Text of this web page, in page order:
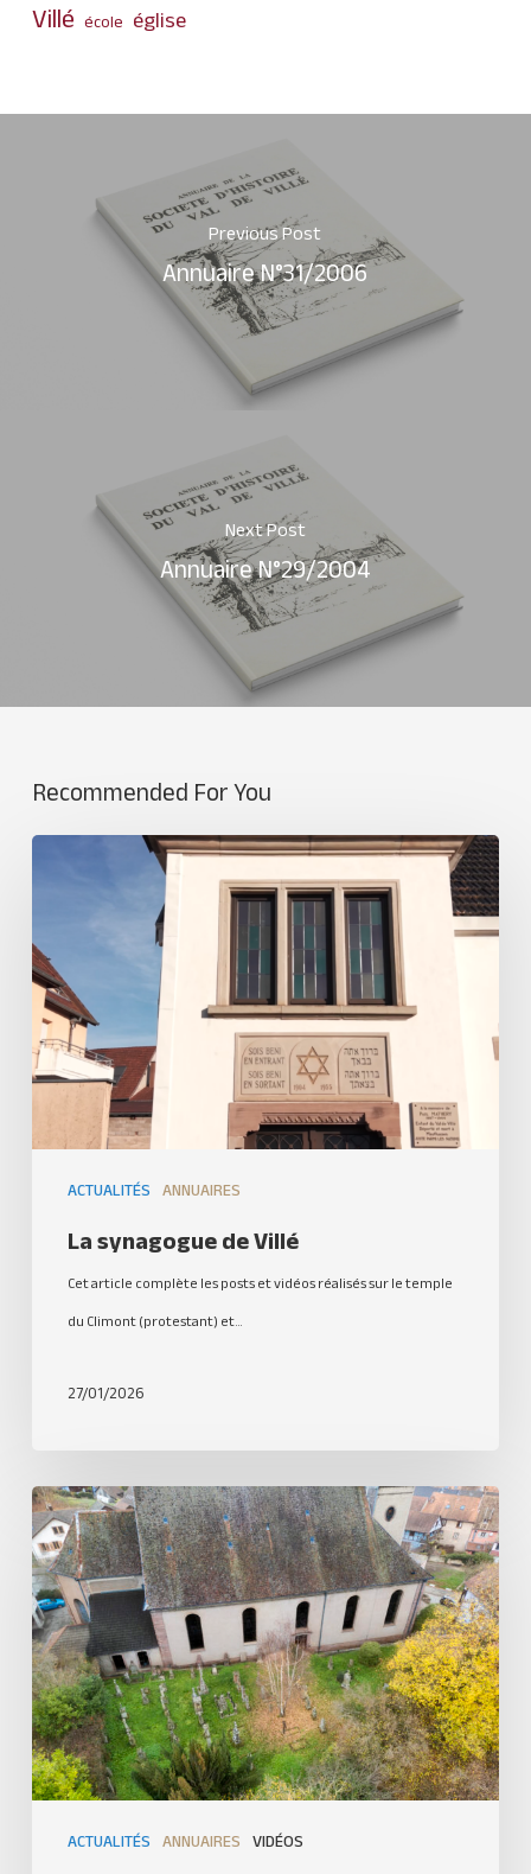
Villé école église
Previous Post
Annuaire N°31/2006
Next Post
Annuaire N°29/2004
Recommended For You
ACTUALITÉS ANNUAIRES
La synagogue de Villé
Cet article complète les posts et vidéos réalisés sur le temple
du Climont (protestant) et…
27/01/2026
ACTUALITÉS ANNUAIRES VIDÉOS